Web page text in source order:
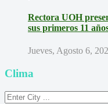
Rectora UOH
sus primeros 11
Jueves, Agosto 6,
Clima